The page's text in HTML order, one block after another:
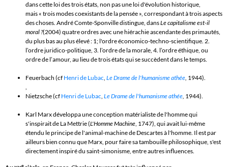
dans cette loi des trois états, non pas une loi d'évolution historique,
mais « trois modes coexistants de la pensée », correspondant à trois aspects
des choses. André Comte-Sponvilledistingue, dansLe capitalisme est-il
moral ?(2004) quatre ordres avec une hiérachie ascendante des primautés,
du plus bas au plus élevé : 1; l'ordre économico-techno-scientifique. 2.
l’ordre juridico-politique, 3. l’ordre de la morale, 4. l’ordre éthique, ou
ordre de l’amour, au lieu de trois états qui se succèdent dans le temps.
Feuerbach (cf Henri de Lubac, Le Drame de l'humanisme athée, 1944).
,
Nietzsche (cf Henri de Lubac, Le Drame de l'humanisme athée, 1944).
Karl Marxdéveloppa une conception matérialistede l'homme qui
s'inspirait de La Mettrie(L'Homme Machine, 1747), qui avait lui-même
étendu le principe de l'animal-machinede Descartesà l'homme. Il est par
ailleurs bien connu que Marx, pour faire sa tambouille philosophique, s'est
directement inspiré du saint-simonisme, entre autres influences.
e